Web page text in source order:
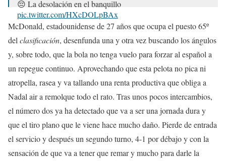
😔 La desolación en el banquillo
pic.twitter.com/HXcDOLpBAx
— Eurosport.es (@Eurosport_ES)
18 de enero de 2023
McDonald, estadounidense de 27 años que ocupa el puesto 65º
delclasificación, desenfunda una y otra vez buscando los ángulos
y, sobre todo, que la bola no tenga vuelo para forzar al español a
un repegue continuo. Aprovechando que esta pelota no pica ni
atropella, rasea y va tallando una renta productiva que obliga a
Nadal air a remolque todo el rato. Tras unos pocos intercambios,
el número dos ya ha detectado que va a ser una jornada dura y
que el tiro plano que le viene hace mucho daño. Pierde de entrada
el servicio y después un segundo turno, 4-1 por débajo y con la
sensación de que va a tener que remar y mucho para darle la